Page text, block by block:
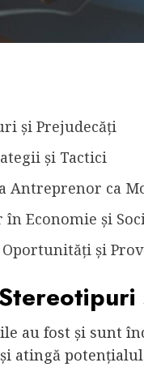
și Prejudecăți
și Tactici
Antreprenor ca
Economie și
și
au fost și sunt
atingă